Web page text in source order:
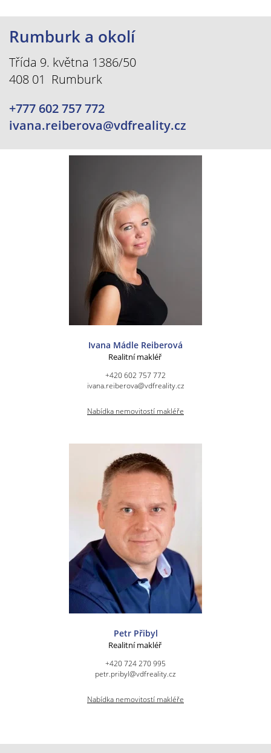
Rumburk a okolí
Třída 9. května 1386/50
408 01 Rumburk
+777 602 757 772
ivana.reiberova@vdfreality.cz
Ivana Mádle Reiberová
Realitní makléř
+420 602 757 772
ivana.reiberova@vdfreality.cz
Nabídka nemovitostí makléře
Petr Přibyl
Realitní makléř
+420 724 270 995
petr.pribyl@vdfreality.cz
Nabídka nemovitostí makléře